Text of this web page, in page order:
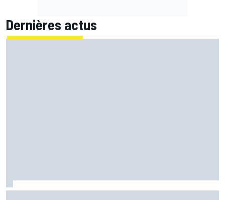
Dernières actus